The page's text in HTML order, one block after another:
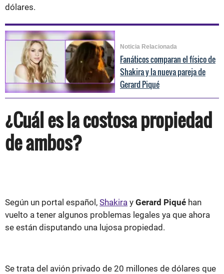
dólares.
Noticia Relacionada
Fanáticos comparan el físico de
Shakira y la nueva pareja de
Gerard Piqué
¿Cuál es la costosa propiedad
de ambos?
Según un portal español, Shakira y Gerard Piqué han
vuelto a tener algunos problemas legales ya que ahora
se están disputando una lujosa propiedad.
Se trata del avión privado de 20 millones de dólares que